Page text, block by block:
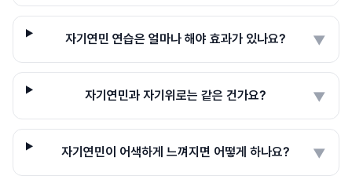
자기연민 연습은 얼마나 해야 효과가 있나요? ▼
자기연민과 자기위로는 같은 건가요? ▼
자기연민이 어색하게 느껴지면 어떻게 하나요? ▼